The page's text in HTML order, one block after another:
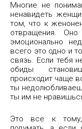
Многие не
ненавидеть
том, что к
отвращения.
эмоционально
всего это одно и
связь. Если тебя
обиды
происходит чаще
ты
ты им не
Это все к тому,